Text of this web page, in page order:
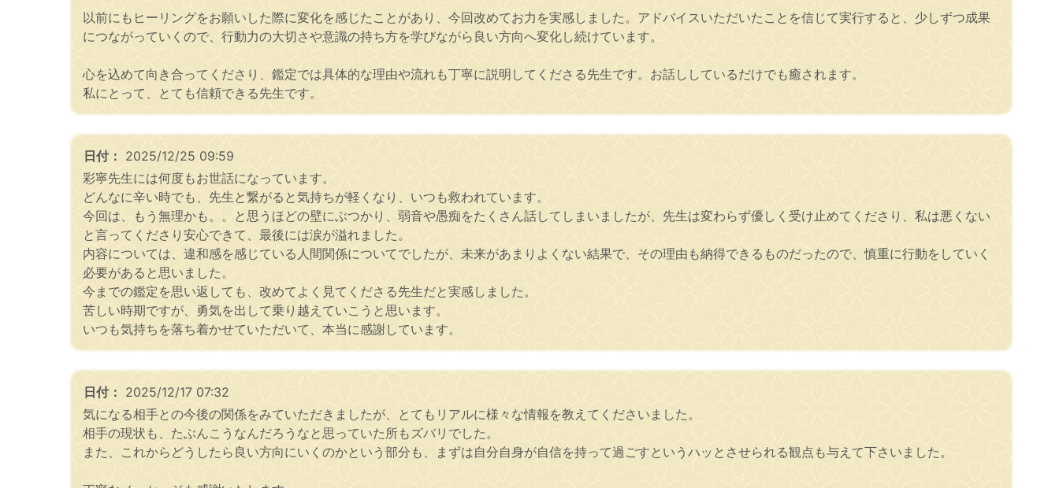
以前にもヒーリングをお願いした際に変化を感じたことがあり、今回改めてお力を実感しました。アドバイスいただいたことを信じて実行すると、少しずつ成果
につながっていくので、行動力の大切さや意識の持ち方を学びながら良い方向へ変化し続けています。
心を込めて向き合ってくださり、鑑定では具体的な理由や流れも丁寧に説明してくださる先生です。お話ししているだけでも癒されます。
私にとって、とても信頼できる先生です。
日付： 2025/12/25 09:59
彩寧先生には何度もお世話になっています。
どんなに辛い時でも、先生と繋がると気持ちが軽くなり、いつも救われています。
今回は、もう無理かも。。と思うほどの壁にぶつかり、弱音や愚痴をたくさん話してしまいましたが、先生は変わらず優しく受け止めてくださり、私は悪くない
と言ってくださり安心できて、最後には涙が溢れました。
内容については、違和感を感じている人間関係についてでしたが、未来があまりよくない結果で、その理由も納得できるものだったので、慎重に行動をしていく
必要があると思いました。
今までの鑑定を思い返しても、改めてよく見てくださる先生だと実感しました。
苦しい時期ですが、勇気を出して乗り越えていこうと思います。
いつも気持ちを落ち着かせていただいて、本当に感謝しています。
日付： 2025/12/17 07:32
気になる相手との今後の関係をみていただきましたが、とてもリアルに様々な情報を教えてくださいました。
相手の現状も、たぶんこうなんだろうなと思っていた所もズバリでした。
また、これからどうしたら良い方向にいくのかという部分も、まずは自分自身が自信を持って過ごすというハッとさせられる観点も与えて下さいました。